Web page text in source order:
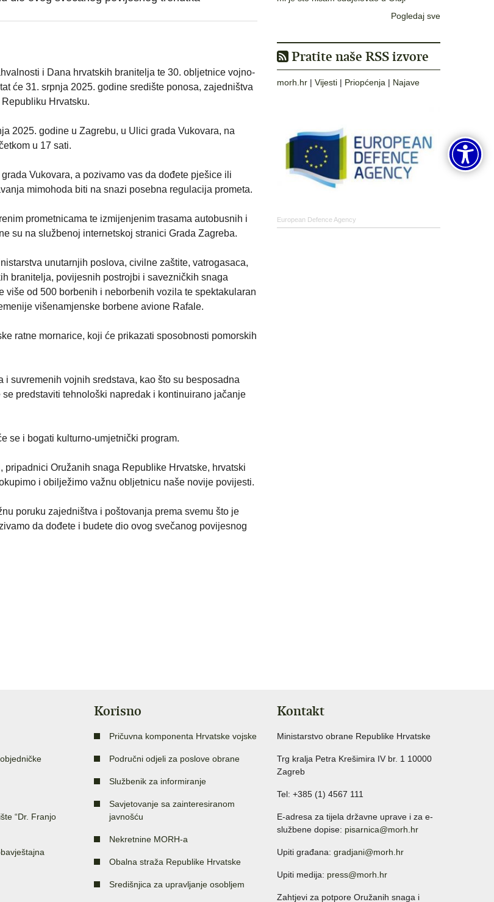
i Dana hrvatskih branitelja te 30. obljetnice vojno-
će 31. srpnja 2025. godine središte ponosa, zajedništva
Hrvatsku.
2025. godine u Zagrebu, u Ulici grada Vukovara, na
u 17 sati.
Vukovara, a pozivamo vas da dođete pješice ili
mimohoda biti na snazi posebna regulacija prometa.
prometnicama te izmijenjenim trasama autobusnih i
su na službenoj internetskoj stranici Grada Zagreba.
unutarnjih poslova, civilne zaštite, vatrogasaca,
branitelja, povijesnih postrojbi i savezničkih snaga
od 500 borbenih i neborbenih vozila te spektakularan
višenamjenske borbene avione Rafale.
ratne mornarice, koji će prikazati sposobnosti pomorskih
suvremenih vojnih sredstava, kao što su besposadna
predstaviti tehnološki napredak i kontinuirano jačanje
se i bogati kulturno-umjetnički program.
Oružanih snaga Republike Hrvatske, hrvatski
i obilježimo važnu obljetnicu naše novije povijesti.
poruku zajedništva i poštovanja prema svemu što je
da dođete i budete dio ovog svečanog povijesnog
Pogledaj sve
Pratite naše RSS izvore
morh.hr | Vijesti | Priopćenja | Najave
European Defence Agency
“Dr. Franjo
Korisno
Pričuvna komponenta Hrvatske vojske
Područni odjeli za poslove obrane
Službenik za informiranje
Savjetovanje sa zainteresiranom
javnošću
Nekretnine MORH-a
Obalna straža Republike Hrvatske
Središnjica za upravljanje osobljem
Kontakt
Ministarstvo obrane Republike Hrvatske
Trg kralja Petra Krešimira IV br. 1 10000
Zagreb
Tel: +385 (1) 4567 111
E-adresa za tijela državne uprave i za e-
službene dopise: pisarnica@morh.hr
Upiti građana: gradjani@morh.hr
Upiti medija: press@morh.hr
Zahtjevi za potpore Oružanih snaga i